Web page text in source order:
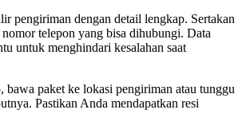
pengiriman dengan detail lengkap. Sertakan
nomor telepon yang bisa dihubungi. Data
untuk menghindari kesalahan saat
bawa paket ke lokasi pengiriman atau tunggu
Pastikan Anda mendapatkan resi